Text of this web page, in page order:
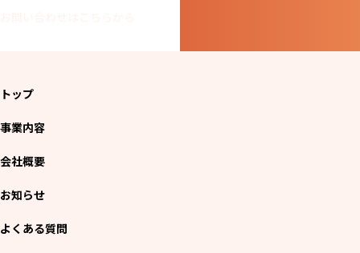
トップ
事業内容
会社概要
お知らせ
よくある質問